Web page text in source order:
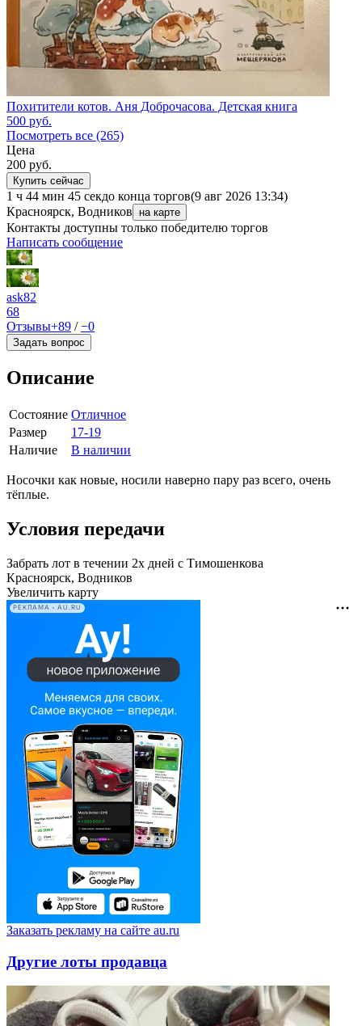
Похитители котов. Аня Доброчасова. Детская книга
500 руб.
Посмотреть все (265)
Цена
200 руб.
Купить сейчас
1 ч 44 мин 45 секдо конца торгов(9 авг 2026 13:34)
Красноярск, Водников
на карте
Контакты доступны только победителю торгов
Написать сообщение
ask82
68
Отзывы+89 /−0
Задать вопрос
Описание
Состояние Отличное
Размер
17-19
Наличие
В наличии
Носочки как новые, носили наверно пару раз всего, очень
тёплые.
Условия передачи
Забрать лот в течении 2х дней с Тимошенкова
Красноярск, Водников
Увеличить карту
РЕКЛАМА • AU.RU
Заказать рекламу на сайте au.ru
Другие лоты продавца